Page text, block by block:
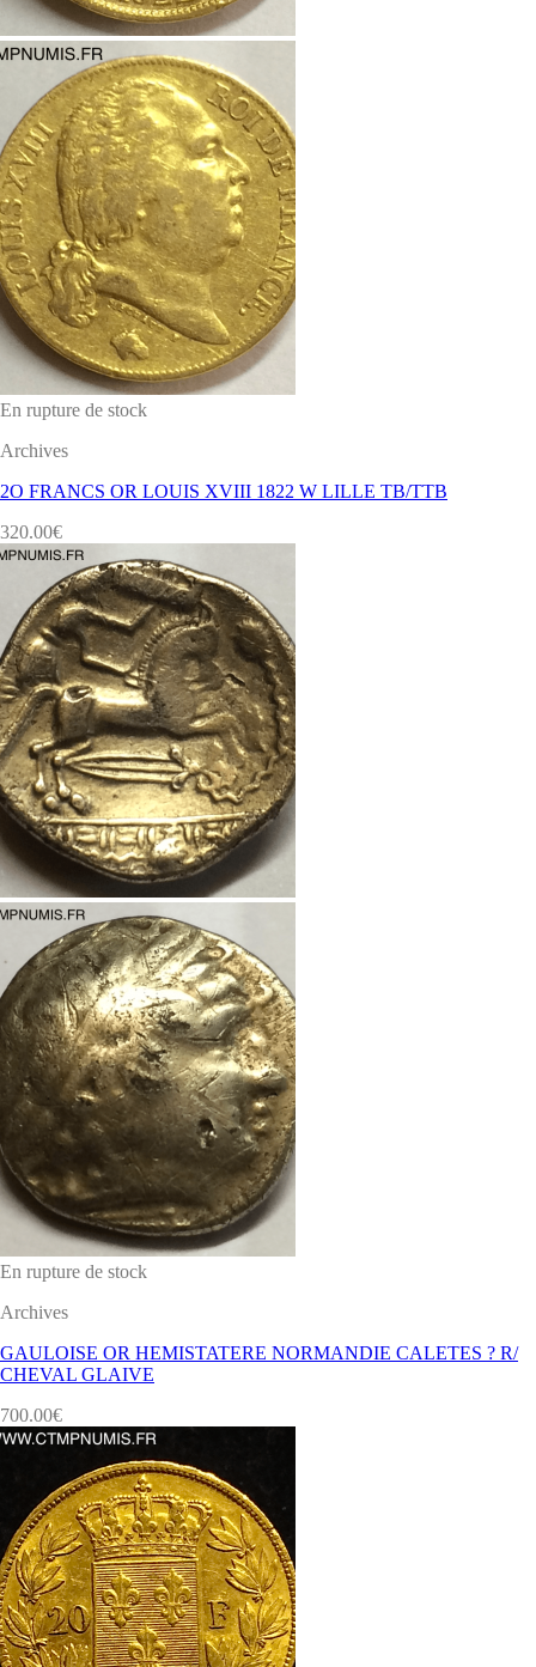
En rupture de stock
Archives
2O FRANCS OR LOUIS XVIII 1822 W LILLE TB/TTB
320.00€
En rupture de stock
Archives
GAULOISE OR HEMISTATERE NORMANDIE CALETES ? R/
CHEVAL GLAIVE
700.00€